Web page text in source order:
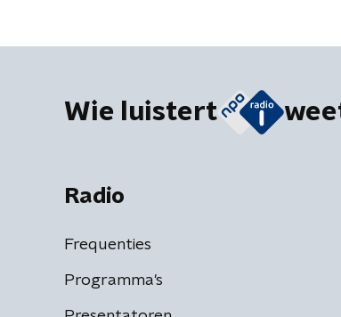
Wie luistert
Radio
Frequenties
Programma's